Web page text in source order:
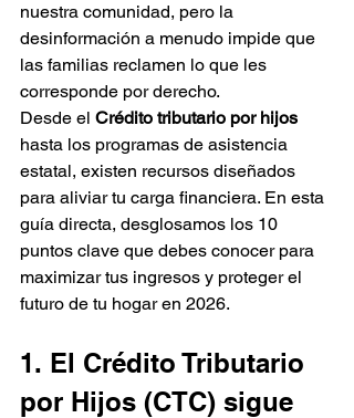
nuestra comunidad, pero la
desinformación a menudo impide que
las familias reclamen lo que les
corresponde por derecho.
Desde el Crédito tributario por hijos
hasta los programas de asistencia
estatal, existen recursos diseñados
para aliviar tu carga financiera. En esta
guía directa, desglosamos los 10
puntos clave que debes conocer para
maximizar tus ingresos y proteger el
futuro de tu hogar en 2026.
1. El Crédito Tributario
por Hijos (CTC) sigue